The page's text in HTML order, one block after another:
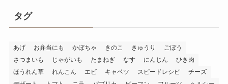
タグ
あげ お弁当にも かぼちゃ きのこ きゅうり
ごぼう
さつまいも
じゃがいも たまねぎ なす にんじん
ひき肉
ほうれん草
れんこん エビ キャベツ スピードレシピ
チーズ